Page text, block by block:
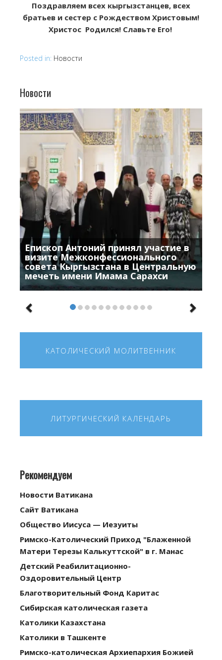
Поздравляем всех кыргызстанцев, всех
братьев и сестер с Рождеством Христовым!
Христос Родился! Славьте Его!
Posted in: Новости
Новости
Епископ Антоний принял участие в
визите Межконфессионального
совета Кыргызстана в Центральную
мечеть имени Имама Сарахси
КАТОЛИЧЕСКИЙ МОЛИТВЕННИК
ЛИТУРГИЧЕСКИЙ КАЛЕНДАРЬ
Рекомендуем
Новости Ватикана
Сайт Ватикана
Общество Иисуса — Иезуиты
Римско-Католический Приход "Блаженной
Матери Терезы Калькуттской" в г. Манас
Детский Реабилитационно-
Оздоровительный Центр
Благотворительный Фонд Каритас
Сибирская католическая газета
Католики Казахстана
Католики в Ташкенте
Римско-католическая Архиепархия Божией